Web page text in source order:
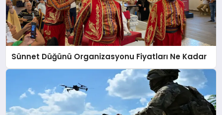
Sünnet Düğünü Organizasyonu Fiyatları Ne Kadar